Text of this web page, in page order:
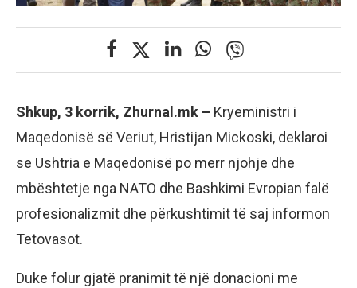
Shkup, 3 korrik, Zhurnal.mk – Kryeministri i
Maqedonisë së Veriut, Hristijan Mickoski, deklaroi
se Ushtria e Maqedonisë po merr njohje dhe
mbështetje nga NATO dhe Bashkimi Evropian falë
profesionalizmit dhe përkushtimit të saj informon
Tetovasot.
Duke folur gjatë pranimit të një donacioni me